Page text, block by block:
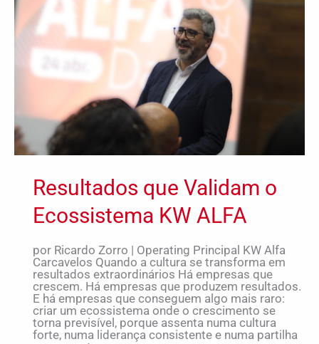
Resultados que Validam o
Ecossistema KW ALFA
por Ricardo Zorro | Operating Principal KW Alfa
Carcavelos Quando a cultura se transforma em
resultados extraordinários Há empresas que
crescem. Há empresas que produzem resultados.
E há empresas que conseguem algo mais raro:
criar um ecossistema onde o crescimento se
torna previsível, porque assenta numa cultura
forte, numa liderança consistente e numa partilha
Ecossistema
KW
ALFA